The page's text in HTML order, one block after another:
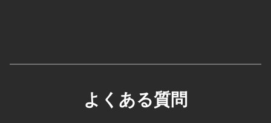
よくある質問